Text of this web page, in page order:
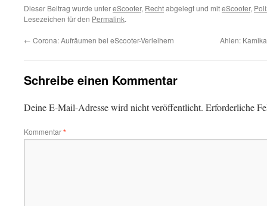
Dieser Beitrag wurde untereScooter, Rechtabgelegt und miteScooter,
Lesezeichen für den Permalink.
← Corona: Aufräumen bei eScooter-Verleihern Ahlen:
Schreibe einen Kommentar
Deine E-Mail-Adresse wird nicht veröffentlicht. Erforderliche
Kommentar*